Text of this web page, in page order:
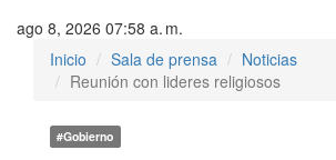
ago 8, 2026 07:58 a. m.
Inicio
Sala de prensa
Noticias
Reunión con lideres religiosos
#Gobierno